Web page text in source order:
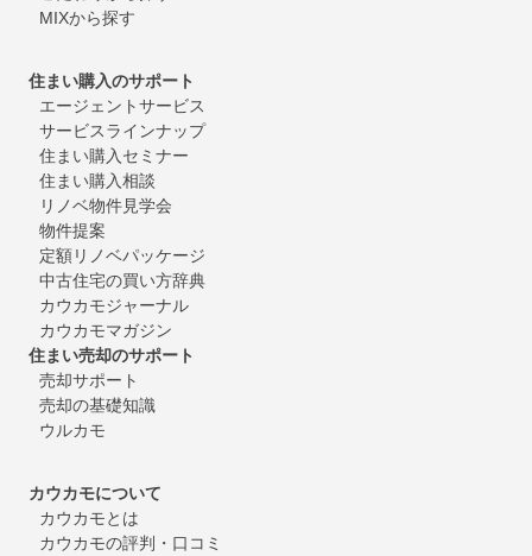
MIXから探す
住まい購入のサポート
エージェントサービス
サービスラインナップ
住まい購入セミナー
住まい購入相談
リノベ物件見学会
物件提案
定額リノベパッケージ
中古住宅の買い方辞典
カウカモジャーナル
カウカモマガジン
住まい売却のサポート
売却サポート
売却の基礎知識
ウルカモ
カウカモについて
カウカモとは
カウカモの評判・口コミ